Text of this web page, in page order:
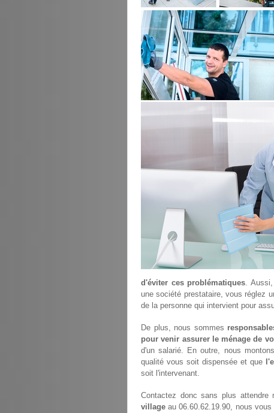
d'éviter ces problématiques.
une société prestataire, vous réglez
de la personne qui intervient pour
De plus, nous sommes
pour venir assurer le ménage de
d'un salarié. En outre, nous
qualité vous soit dispensée et que
soit l'intervenant.
Contactez donc sans plus attendre
village au 06.60.62.19.90, nous